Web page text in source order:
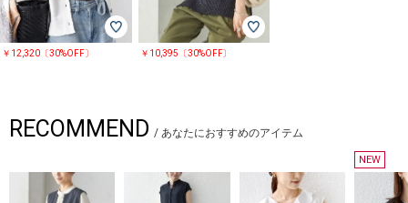
￥12,320〔30%OFF〕 ￥10,395〔30%OFF〕
RECOMMEND / あなたにおすすめのアイテム
NEW